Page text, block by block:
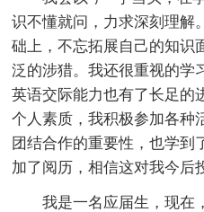
识不懂就问，力求深刻理解
础上，不忘拓展自己的知识
泛的涉猎。我还很重视的学
英语交际能力也有了长足的
个人素质，我积极参加各种
团结合作的重要性，也学到
加了阅历，相信这对我今后
我是一名应届生，现在